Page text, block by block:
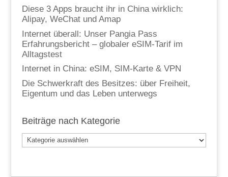
Diese 3 Apps braucht ihr in China wirklich:
Alipay, WeChat und Amap
Internet überall: Unser Pangia Pass
Erfahrungsbericht – globaler eSIM-Tarif im
Alltagstest
Internet in China: eSIM, SIM-Karte & VPN
Die Schwerkraft des Besitzes: über Freiheit,
Eigentum und das Leben unterwegs
Beiträge nach Kategorie
Beiträge
nach